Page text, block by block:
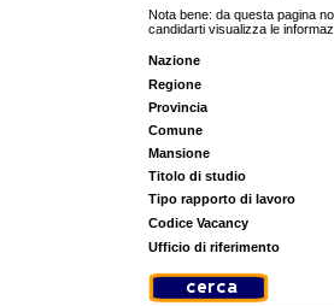
Nota bene: da questa pagina
candidarti visualizza le
Nazione
Regione
Provincia
Comune
Mansione
Titolo di studio
Tipo rapporto di lavoro
Codice Vacancy
Ufficio di riferimento